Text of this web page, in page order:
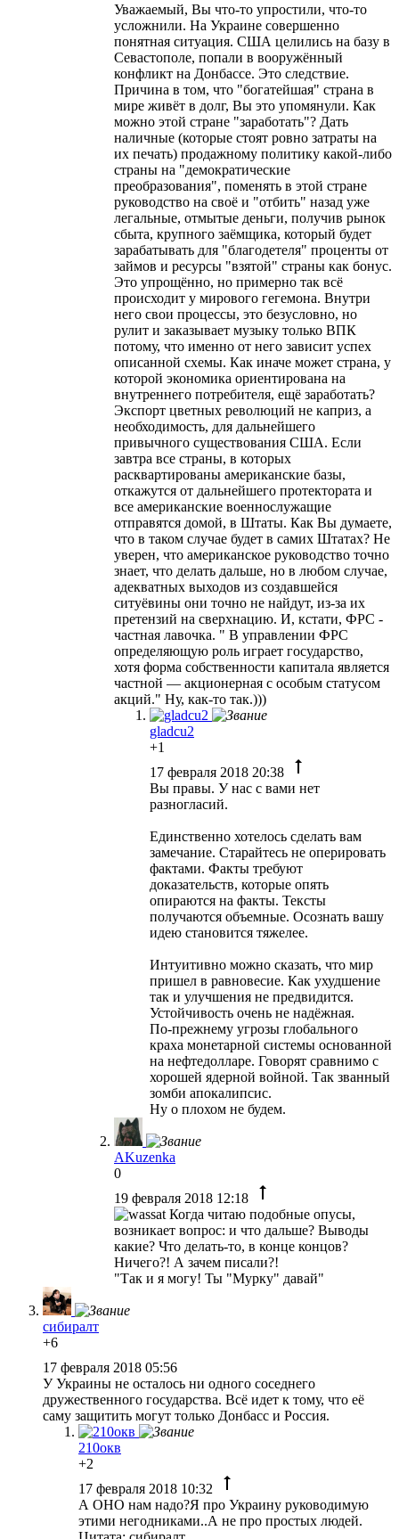
Уважаемый, Вы что-то упростили, что-то
усложнили. На Украине совершенно
понятная ситуация. США целились на базу в
Севастополе, попали в вооружённый
конфликт на Донбассе. Это следствие.
Причина в том, что "богатейшая" страна в
мире живёт в долг, Вы это упомянули. Как
можно этой стране "заработать"? Дать
наличные (которые стоят ровно затраты на
их печать) продажному политику какой-либо
страны на "демократические
преобразования", поменять в этой стране
руководство на своё и "отбить" назад уже
легальные, отмытые деньги, получив рынок
сбыта, крупного заёмщика, который будет
зарабатывать для "благодетеля" проценты от
займов и ресурсы "взятой" страны как бонус.
Это упрощённо, но примерно так всё
происходит у мирового гегемона. Внутри
него свои процессы, это безусловно, но
рулит и заказывает музыку только ВПК
потому, что именно от него зависит успех
описанной схемы. Как иначе может страна, у
которой экономика ориентирована на
внутреннего потребителя, ещё заработать?
Экспорт цветных революций не каприз, а
необходимость, для дальнейшего
привычного существования США. Если
завтра все страны, в которых
расквартированы американские базы,
откажутся от дальнейшего протектората и
все американские военнослужащие
отправятся домой, в Штаты. Как Вы думаете,
что в таком случае будет в самих Штатах? Не
уверен, что американское руководство точно
знает, что делать дальше, но в любом случае,
адекватных выходов из создавшейся
ситуёвины они точно не найдут, из-за их
претензий на сверхнацию. И, кстати, ФРС -
частная лавочка. " В управлении ФРС
определяющую роль играет государство,
хотя форма собственности капитала является
частной — акционерная с особым статусом
акций." Ну, как-то так.)))
gladcu2
+1
17 февраля 2018 20:38
Вы правы. У нас с вами нет
разногласий.
Единственно хотелось сделать вам
замечание. Старайтесь не оперировать
фактами. Факты требуют
доказательств, которые опять
опираются на факты. Тексты
получаются объемные. Осознать вашу
идею становится тяжелее.
Интуитивно можно сказать, что мир
пришел в равновесие. Как ухудшение
так и улучшения не предвидится.
Устойчивость очень не надёжная.
По-прежнему угрозы глобального
краха монетарной системы основанной
на нефтедолларе. Говорят сравнимо с
хорошей ядерной войной. Так званный
зомби апокалипсис.
Ну о плохом не будем.
AKuzenka
0
19 февраля 2018 12:18
Когда читаю подобные опусы,
возникает вопрос: и что дальше? Выводы
какие? Что делать-то, в конце концов?
Ничего?! А зачем писали?!
"Так и я могу! Ты "Мурку" давай"
сибиралт
+6
17 февраля 2018 05:56
У Украины не осталось ни одного соседнего
дружественного государства. Всё идет к тому, что её
саму защитить могут только Донбасс и Россия.
210окв
+2
17 февраля 2018 10:32
А ОНО нам надо?Я про Украину руководимую
этими негодниками..А не про простых людей.